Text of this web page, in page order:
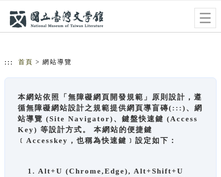
::: 首頁 > 網站導覽
本網站依照「無障礙網頁開發規範」原則設計，遵
循無障礙網站設計之規範提供網頁導盲磚(:::)、網
站導覽 (Site Navigator)、鍵盤快速鍵 (Access
Key) 等設計方式。 本網站的便捷鍵
﹝Accesskey，也稱為快速鍵﹞設定如下：
1. Alt+U (Chrome,Edge), Alt+Shift+U